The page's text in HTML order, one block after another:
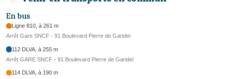
En bus
Ligne 810, à 261 m
Arrêt Gare SNCF - 91 Boulevard Pierre de Garidel
112 DLVA, à 255 m
Arrêt GARE SNCF - 91 Boulevard Pierre de Garidel
114 DLVA, à 190 m